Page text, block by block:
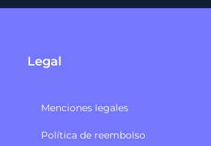
Legal
Menciones legales
Política de reembolso